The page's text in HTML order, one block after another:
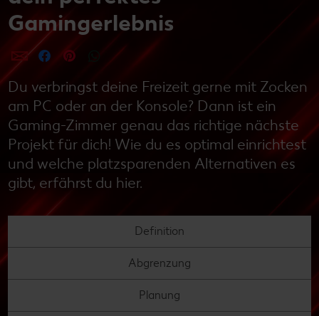
Gamingerlebnis
per E-Mail teilen
per Facebook teilen
per Pinterest teilen
per WhatsApp teilen
Du verbringst deine Freizeit gerne mit Zocken
am PC oder an der Konsole? Dann ist ein
Gaming-Zimmer genau das richtige nächste
Projekt für dich! Wie du es optimal einrichtest
und welche platzsparenden Alternativen es
gibt, erfährst du hier.
Definition
Abgrenzung
Planung